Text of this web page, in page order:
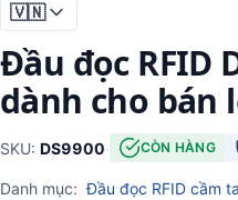
🇻🇳
Đầu đọc RFID
dành cho bán
SKU: DS9900· CÒN HÀNG
Danh mục:Đầu đọc RFID cầm